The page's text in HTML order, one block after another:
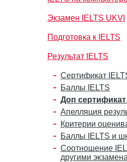
Экзамен IELTS UKVI
Подготовка к IELTS
Результат IELTS
Сертификат
Баллы IELTS
Доп сертификат
Апелляция
Критерии
Баллы IELTS и
Соотношение
другими